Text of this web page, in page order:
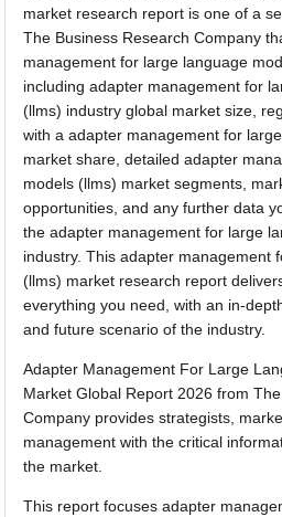
market research report is one of a
The Business Research Company
management for large language
including adapter management for
(llms) industry global market size,
with a adapter management for
market share, detailed adapter
models (llms) market segments,
opportunities, and any further data
the adapter management for large
industry. This adapter management
(llms) market research report
everything you need, with an in-
and future scenario of the industry.
Adapter Management For Large
Market Global Report 2026 from
Company provides strategists,
management with the critical
the market.
This report focuses adapter